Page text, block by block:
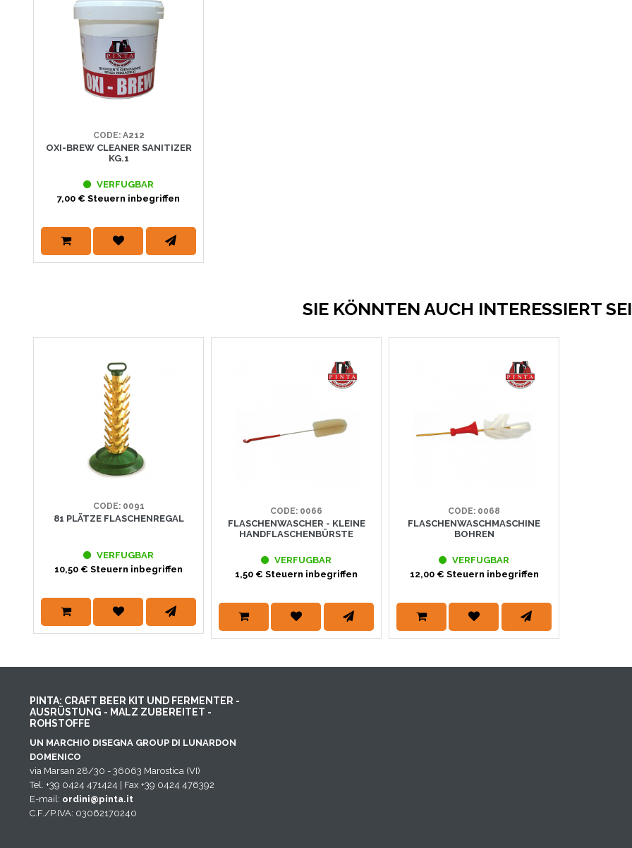
CODE: A212
OXI-BREW CLEANER SANITIZER
KG.1
VERFUGBAR
7,00 € Steuern inbegriffen
SIE KÖNNTEN AUCH INTERESSIERT
CODE: 0091
81 PLÄTZE FLASCHENREGAL
VERFUGBAR
10,50 € Steuern inbegriffen
CODE: 0066
FLASCHENWASCHER - KLEINE
HANDFLASCHENBÜRSTE
VERFUGBAR
1,50 € Steuern inbegriffen
CODE: 0068
FLASCHENWASCHMASCHINE
BOHREN
VERFUGBAR
12,00 € Steuern inbegriffen
PINTA: CRAFT BEER KIT UND FERMENTER -
AUSRÜSTUNG - MALZ ZUBEREITET -
ROHSTOFFE
UN MARCHIO DISEGNA GROUP DI LUNARDON
DOMENICO
via Marsan 28/30 - 36063 Marostica (VI)
Tel. +39 0424 471424 | Fax +39 0424 476392
E-mail: ordini@pinta.it
C.F./P.IVA: 03062170240